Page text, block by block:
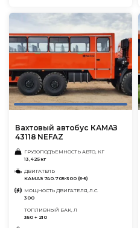
Вахтовый автобус КАМАЗ
43118 NEFAZ
ГРУЗОПОДЪЕМНОСТЬ АВТО, КГ
13,425 кг
ДВИГАТЕЛЬ
KАMАЗ 740.705-300 (E-5)
МОЩНОСТЬ ДВИГАТЕЛЯ, Л.С.
300
ТОПЛИВНЫЙ БАК, Л
350 + 210